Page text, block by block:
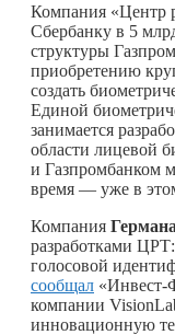
Компания «Центр
Сбербанку в 5
структуры
приобретению
создать
Единой
занимается
области лицевой
и Газпромбанком
время — уже в
Компания
разработками
голосовой
сообщал «Инвест-
компании
инновационную